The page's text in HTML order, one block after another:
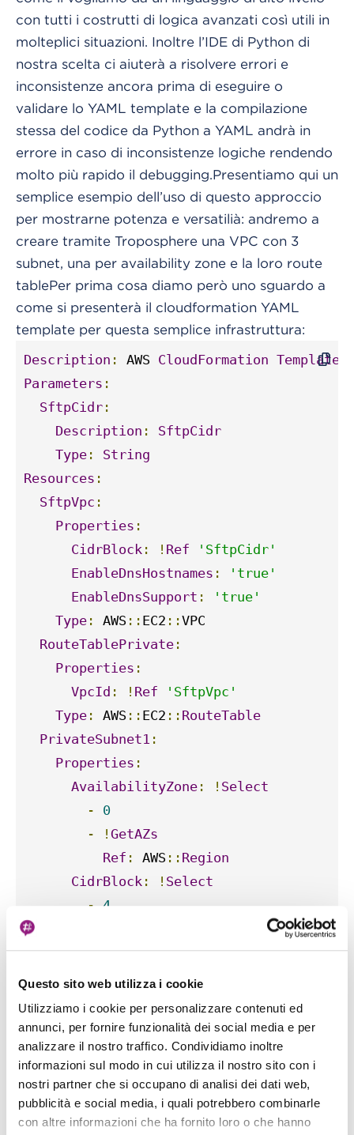
Questo sito web utilizza i cookie
Utilizziamo i cookie per personalizzare contenuti ed
annunci, per fornire funzionalità dei social media e per
analizzare il nostro traffico. Condividiamo inoltre
informazioni sul modo in cui utilizza il nostro sito con i
nostri partner che si occupano di analisi dei dati web,
pubblicità e social media, i quali potrebbero combinarle
con altre informazioni che ha fornito loro o che hanno
con tutti i costrutti di logica avanzati così utili in
molteplici situazioni. Inoltre l’IDE di Python di
nostra scelta ci aiuterà a risolvere errori e
inconsistenze ancora prima di eseguire o
validare lo YAML template e la compilazione
stessa del codice da Python a YAML andrà in
errore in caso di inconsistenze logiche rendendo
molto più rapido il debugging.Presentiamo qui un
semplice esempio dell’uso di questo approccio
per mostrarne potenza e versatilià: andremo a
creare tramite Troposphere una VPC con 3
subnet, una per availability zone e la loro route
tablePer prima cosa diamo però uno sguardo a
come si presenterà il cloudformation YAML
template per questa semplice infrastruttura:
Description : AWS CloudFormation Template
Parameters :
SftpCidr :
Description :
SftpCidr
Type :
String
Resources :
SftpVpc :
Properties :
CidrBlock : ! Ref
'SftpCidr'
EnableDnsHostnames :
'true'
EnableDnsSupport :
'true'
Type : AWS :: EC2 ::VPC
RouteTablePrivate :
Properties :
VpcId : ! Ref
'SftpVpc'
Type : AWS :: EC2 :: RouteTable
PrivateSubnet1 :
Properties :
AvailabilityZone : ! Select
-
0
-
! GetAZs
Ref : AWS :: Region
CidrBlock : ! Select
-
4
- !GetAtt 'SftpVpc.CidrBlock'
-
16
MapPublicIpOnLaunch: 'false'
VpcId: !Ref 'SftpVpc'
Type : AWS:: EC2::Subnet
PrivateSubnet2
Properties: